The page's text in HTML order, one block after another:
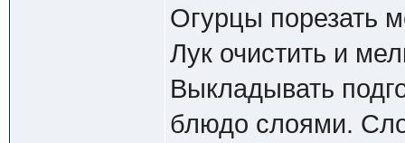
Огурцы порезать
Лук очистить и
Выкладывать
блюдо слоями.